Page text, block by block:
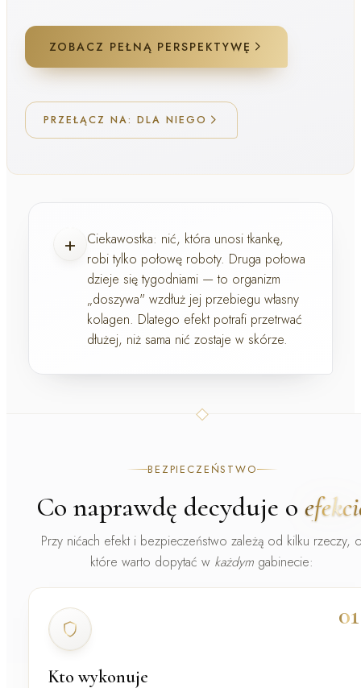
ZOBACZ PEŁNĄ PERSPEKTYWĘ
PRZEŁĄCZ NA: DLA NIEGO
+ Ciekawostka: nić, która unosi tkankę,
robi tylko połowę roboty. Druga połowa
dzieje się tygodniami — to organizm
„doszywa" wzdłuż jej przebiegu własny
kolagen. Dlatego efekt potrafi przetrwać
dłużej, niż sama nić zostaje w skórze.
BEZPIECZEŃSTWO
Co naprawdę decyduje o
Przy nićach efekt i bezpieczeństwo zależą od kilku rzeczy,
które warto dopytać w każdym gabinecie:
01
Kto wykonuje